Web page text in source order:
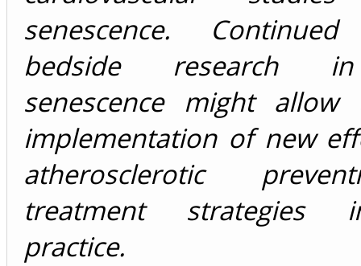
senescence.
bedside research
senescence might
implementation of new
atherosclerotic
treatment strategies
practice.